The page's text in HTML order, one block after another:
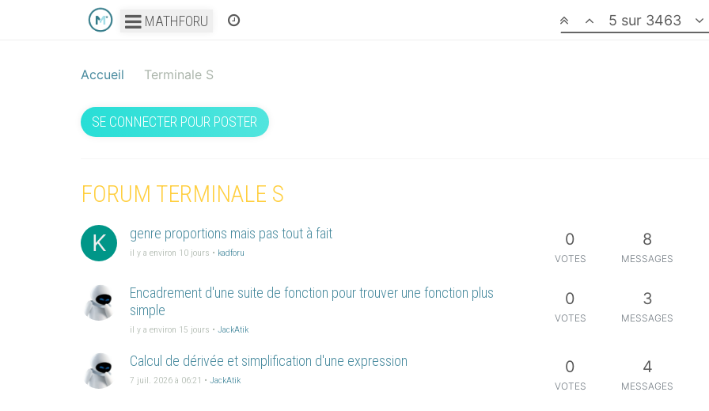
MATHFORU 5 sur 3463
Accueil Terminale S
SE CONNECTER POUR POSTER
FORUM TERMINALE S
K
genre proportions mais pas tout à fait
il y a environ 10 jours • kadforu
0
VOTES
8
MESSAGES
Encadrement d'une suite de fonction pour trouver une fonction plus
simple
il y a environ 15 jours • JackAtik
0
VOTES
3
MESSAGES
Calcul de dérivée et simplification d'une expression
7 juil. 2026 à 06:21 • JackAtik
0
VOTES
4
MESSAGES